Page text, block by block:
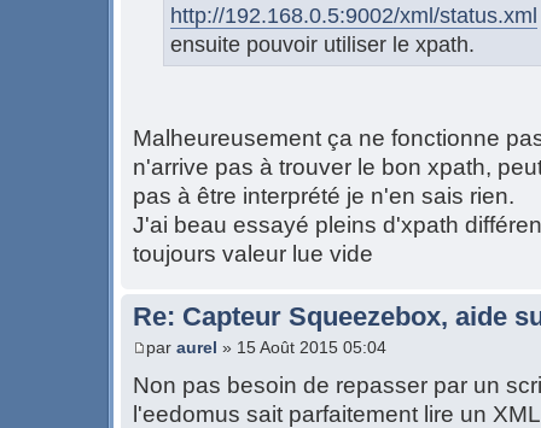
http://192.168.0.5:9002/xml/status.xml
ensuite pouvoir utiliser le xpath.
Malheureusement ça ne fonctionne
n'arrive pas à trouver le bon xpath,
pas à être interprété je n'en sais rien.
J'ai beau essayé pleins d'xpath
toujours valeur lue vide
Re: Capteur Squeezebox, aide
par aurel » 15 Août 2015 05:04
Non pas besoin de repasser par un
l'eedomus sait parfaitement lire un